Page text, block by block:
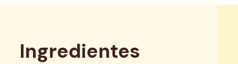
Ingredientes